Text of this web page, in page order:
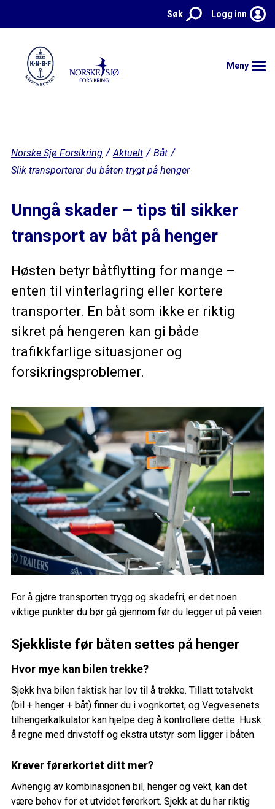
Søk Logg inn
Meny
Forsikringer
Meld skade
Aktuelt
Norske Sjø Forsikring Aktuelt
Båt
Slik transporterer du båten trygt på henger
Unngå skader – tips til sikker
transport av båt på henger
Høsten betyr båtflytting for mange –
enten til vinterlagring eller kortere
transporter. En båt som ikke er riktig
sikret på hengeren kan gi både
trafikkfarlige situasjoner og
forsikringsproblemer.
For å gjøre transporten trygg og skadefri, er det noen
viktige punkter du bør gå gjennom før du legger ut på veien:
Sjekkliste før båten settes på henger
Hvor mye kan bilen trekke?
Sjekk hva bilen faktisk har lov til å trekke. Tillatt totalvekt
(bil + henger + båt) finner du i vognkortet, og Vegvesenets
tilhengerkalkulator kan hjelpe deg å kontrollere dette. Husk
å regne med drivstoff og ekstra utstyr som ligger i båten.
Krever førerkortet ditt mer?
Avhengig av kombinasjonen bil, henger og vekt, kan det
være behov for et utvidet førerkort. Sjekk at du har riktig